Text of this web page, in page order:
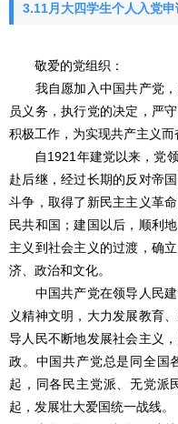
3.11月大四学生个人入党申
敬爱的党组织：
我自愿加入中国共产党，
员义务，执行党的决定，严
积极工作，为实现共产主义而
自1921年建党以来，党领
赴后继，经过长期的反对帝
斗争，取得了新民主主义革
民共和国；建国以后，顺利
主义到社会主义的过渡，确
济、政治和文化。
中国共产党在领导人民建
义精神文明，大力发展教育
导人民不断地发展社会主义
政。中国共产党总是同全国
起，同各民主党派、无党派
起，发展壮大爱国统一战线。